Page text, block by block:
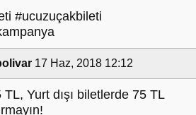
#ucuzuçakbileti
17 Haz, 2018 12:12
Yurt dışı biletlerde 75 TL